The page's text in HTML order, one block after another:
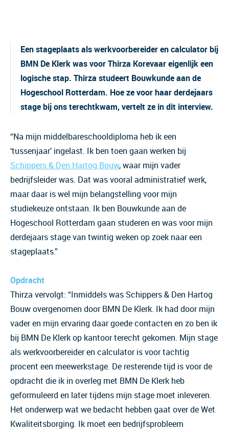
Een stageplaats als werkvoorbereider en calculator bij
BMN De Klerk was voor Thirza Korevaar eigenlijk een
logische stap. Thirza studeert Bouwkunde aan de
Hogeschool Rotterdam. Hoe ze voor haar derdejaars
stage bij ons terechtkwam, vertelt ze in dit interview.
“Na mijn middelbareschooldiploma heb ik een
‘tussenjaar’ ingelast. Ik ben toen gaan werken bij
Schippers & Den Hartog Bouw, waar mijn vader
bedrijfsleider was. Dat was vooral administratief werk,
maar daar is wel mijn belangstelling voor mijn
studiekeuze ontstaan. Ik ben Bouwkunde aan de
Hogeschool Rotterdam gaan studeren en was voor mijn
derdejaars stage van twintig weken op zoek naar een
stageplaats.”
Opdracht
Thirza vervolgt: “Inmiddels was Schippers & Den Hartog
Bouw overgenomen door BMN De Klerk. Ik had door mijn
vader en mijn ervaring daar goede contacten en zo ben ik
bij BMN De Klerk op kantoor terecht gekomen. Mijn stage
als werkvoorbereider en calculator is voor tachtig
procent een meewerkstage. De resterende tijd is voor de
opdracht die ik in overleg met BMN De Klerk heb
geformuleerd en later tijdens mijn stage moet inleveren.
Het onderwerp wat we bedacht hebben gaat over de Wet
Kwaliteitsborging. Ik moet een bedrijfsprobleem